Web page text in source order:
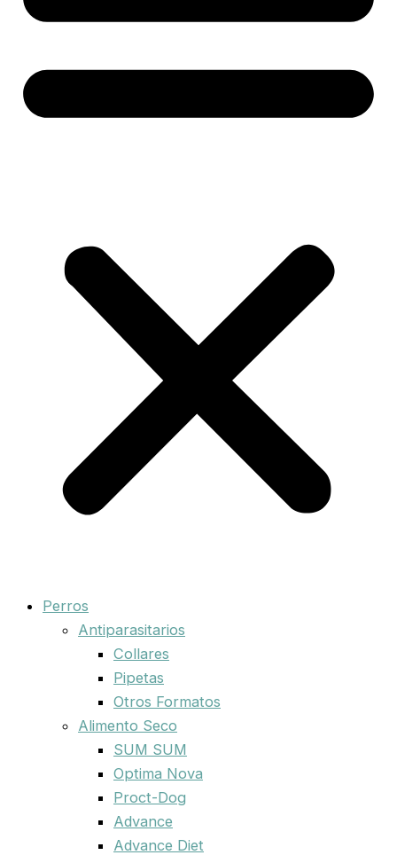
Perros
Antiparasitarios
Collares
Pipetas
Otros Formatos
Alimento Seco
SUM SUM
Optima Nova
Proct-Dog
Advance
Advance Diet